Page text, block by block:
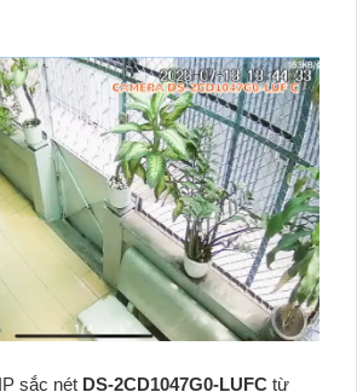
sắc nét DS-2CD1047G0-LUFC từ